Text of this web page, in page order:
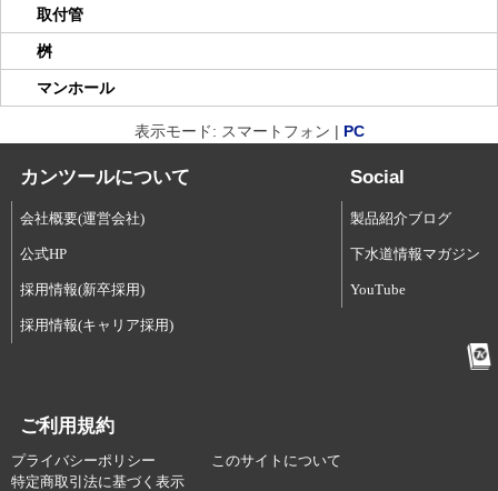
取付管
桝
マンホール
表示モード: スマートフォン | PC
カンツールについて
会社概要(運営会社)
公式HP
採用情報(新卒採用)
採用情報(キャリア採用)
Social
製品紹介ブログ
下水道情報マガジン
YouTube
ご利用規約
プライバシーポリシー
このサイトについて
特定商取引法に基づく表示